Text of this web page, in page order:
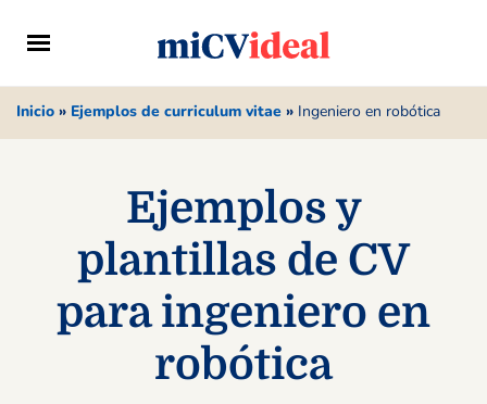
Inicio » Ejemplos de curriculum vitae » Ingeniero en robótica
Ejemplos y
plantillas de CV
para ingeniero en
robótica